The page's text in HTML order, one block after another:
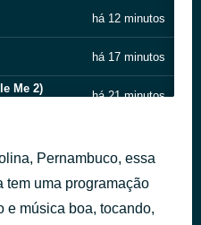
há 12 minutos
há 17 minutos
Me 2)
há 21 minutos
há 35 minutos
Pernambuco, essa
tem uma programação
e música boa, tocando,